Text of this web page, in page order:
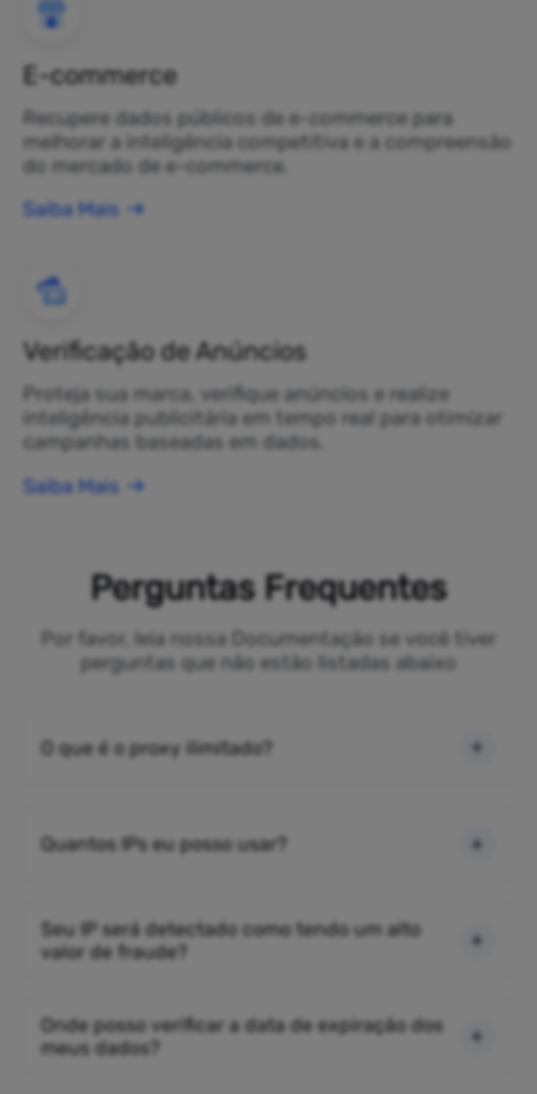
E-commerce
Recupere dados públicos de e-commerce para
melhorar a inteligência competitiva e a compreensão
do mercado de e-commerce.
Saiba Mais
Verificação de Anúncios
Proteja sua marca, verifique anúncios e realize
inteligência publicitária em tempo real para otimizar
campanhas baseadas em dados.
Saiba Mais
Perguntas Frequentes
Por favor, leia nossa Documentação se você tiver
perguntas que não estão listadas abaixo
O que é o proxy ilimitado?
Quantos IPs eu posso usar?
Seu IP será detectado como tendo um alto
valor de fraude?
Onde posso verificar a data de expiração dos
meus dados?